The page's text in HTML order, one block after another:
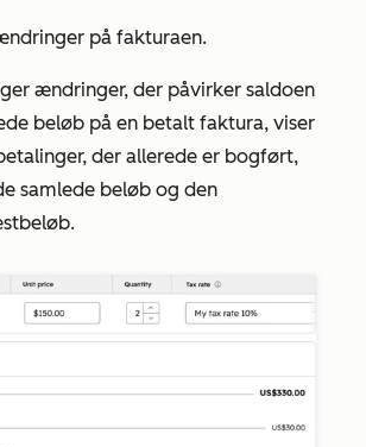
på fakturaen.
ændringer, der påvirker saldoen
beløb på en betalt faktura, viser
der allerede er bogført,
samlede beløb og den